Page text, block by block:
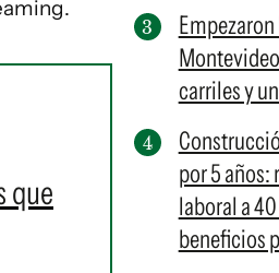
que
Empezaron
carriles y
por 5
laboral a
beneficios